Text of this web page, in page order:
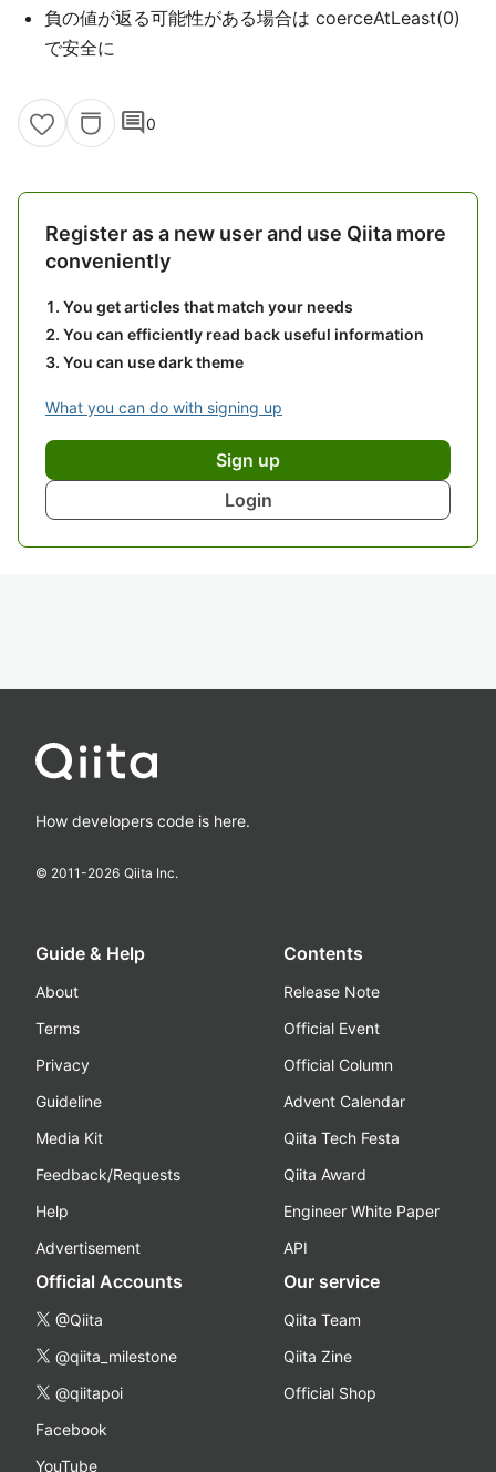
負の値が返る可能性がある場合は coerceAtLeast(0)
で安全に
comment0
Register as a new user and use Qiita more
conveniently
You get articles that match your needs
You can efficiently read back useful information
You can use dark theme
What you can do with signing up
Sign up
Login
How developers code is here.
© 2011-2026 Qiita Inc.
Guide & Help
About
Terms
Privacy
Guideline
Media Kit
Feedback/Requests
Help
Advertisement
Contents
Release Note
Official Event
Official Column
Advent Calendar
Qiita Tech Festa
Qiita Award
Engineer White Paper
API
Official Accounts
@Qiita
@qiita_milestone
@qiitapoi
Facebook
YouTube
Our service
Qiita Team
Qiita Zine
Official Shop